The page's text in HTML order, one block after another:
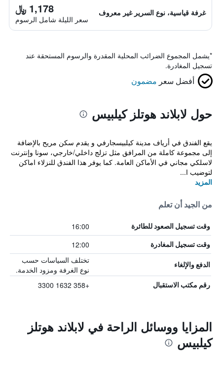
غرفة قياسية، نوع السرير غير معروف 1,178 ﷼
سعر الليلة شامل الرسوم
*يشمل المجموع الضرائب المحلية المقدرة والرسوم المستحقة عند
تسجيل المغادرة.
أفضل سعر مضمون
حول لابلاند هوتلز كيلبيس
يقع الفندق في أرياف مدينة كيلبيسجارفي و يقدم سكن مريح بالإضافة
إلى مجموعة كاملة من المرافق مثل تزلج داخلي/خارجي، سونا وإنترنت
لاسلكي مجاني في الأماكن العامة. كما يوفر هذا الفندق للنزلاء اماكن
لتوضيب ا...
المزيد
من الجيد أن تعلم
وقت تسجيل الصعود للطائرة 16:00
وقت تسجيل المغادرة 12:00
الدفع والإلغاء
تختلف السياسات حسب
نوع الغرفة ومزود الخدمة.
رقم مكتب الاستقبال +358 1632 3300
المزايا ووسائل الراحة في لابلاند هوتلز
كيلبيس